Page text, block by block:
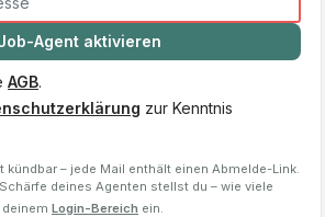
Agent aktivieren
AGB.
zur Kenntnis
– jede Mail enthält einen Abmelde-Link.
deines Agenten stellst du – wie viele
Login-Bereich ein.